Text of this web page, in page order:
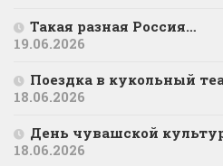
Такая разная Россия…
19.06.2026
Поездка в кукольный
18.06.2026
День чувашской
18.06.2026